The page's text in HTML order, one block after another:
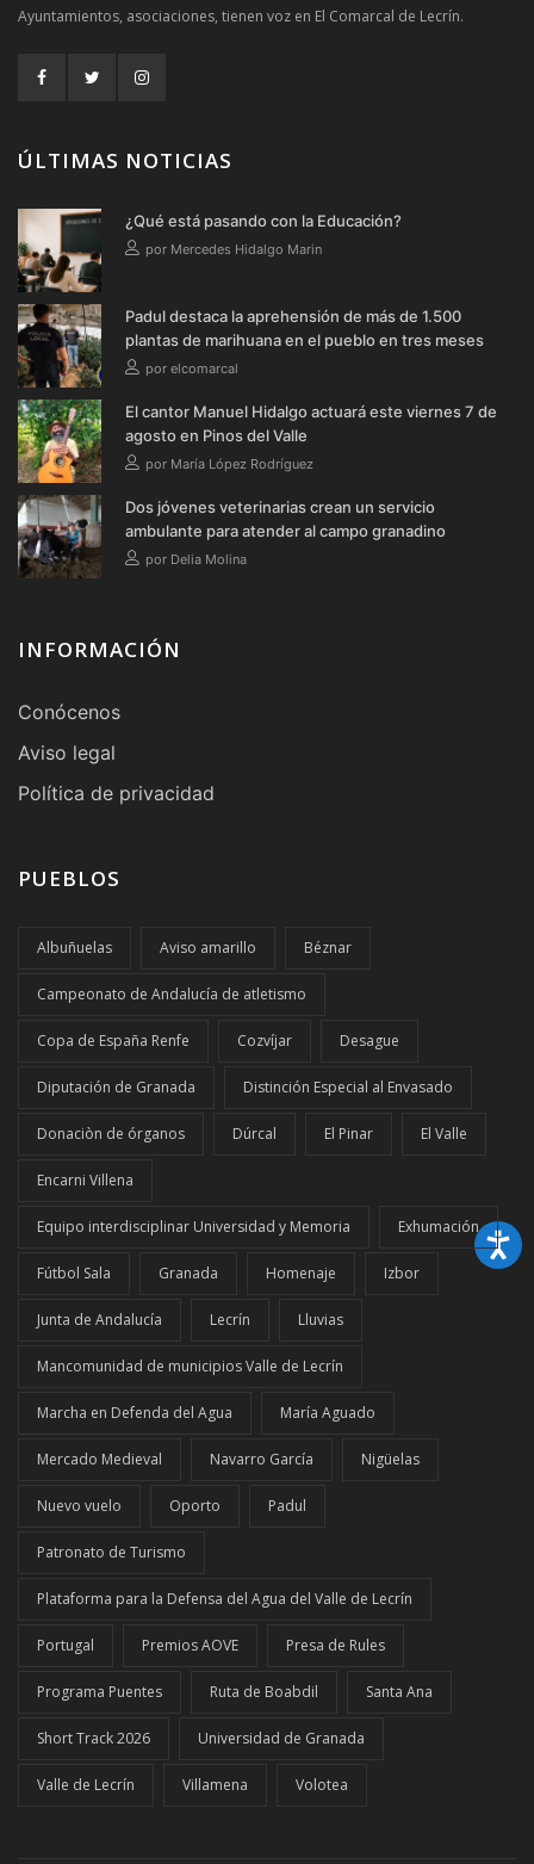
Ayuntamientos, asociaciones, tienen voz en El Comarcal de Lecrín.
ÚLTIMAS NOTICIAS
¿Qué está pasando con la Educación?
por Mercedes Hidalgo Marin
Padul destaca la aprehensión de más de 1.500
plantas de marihuana en el pueblo en tres meses
por elcomarcal
El cantor Manuel Hidalgo actuará este viernes 7 de
agosto en Pinos del Valle
por María López Rodríguez
Dos jóvenes veterinarias crean un servicio
ambulante para atender al campo granadino
por Delia Molina
INFORMACIÓN
Conócenos
Aviso legal
Política de privacidad
PUEBLOS
Albuñuelas Aviso amarillo Béznar
Campeonato de Andalucía de atletismo
Copa de España Renfe Cozvíjar Desague
Diputación de Granada Distinción Especial al Envasado
Donaciòn de órganos Dúrcal El Pinar El Valle
Encarni Villena
Equipo interdisciplinar Universidad y Memoria Exhumación
Fútbol Sala Granada Homenaje Izbor
Junta de Andalucía Lecrín Lluvias
Mancomunidad de municipios Valle de Lecrín
Marcha en Defenda del Agua María Aguado
Mercado Medieval Navarro García Nigüelas
Nuevo vuelo Oporto Padul
Patronato de Turismo
Plataforma para la Defensa del Agua del Valle de Lecrín
Portugal Premios AOVE Presa de Rules
Programa Puentes Ruta de Boabdil Santa Ana
Short Track 2026 Universidad de Granada
Valle de Lecrín Villamena Volotea